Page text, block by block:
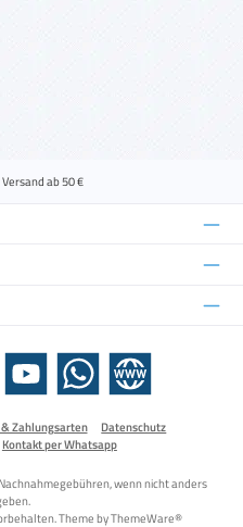
ab 50 €
YouTube WhatsApp Website
Zahlungsarten
Datenschutz
Kontakt per Whatsapp
wenn nicht anders
Theme byThemeWare®